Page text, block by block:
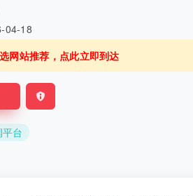
04-18
网站推荐，点此立即到达
台